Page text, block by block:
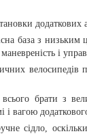
додаткових
база з низьким
і
брати з
вагою
сідло,